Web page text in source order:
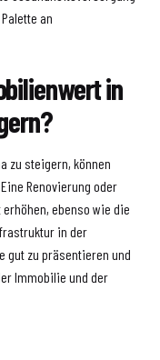
an
in
zu steigern, können
Renovierung oder
ebenso wie die
in der
gut zu präsentieren und
Immobilie und der